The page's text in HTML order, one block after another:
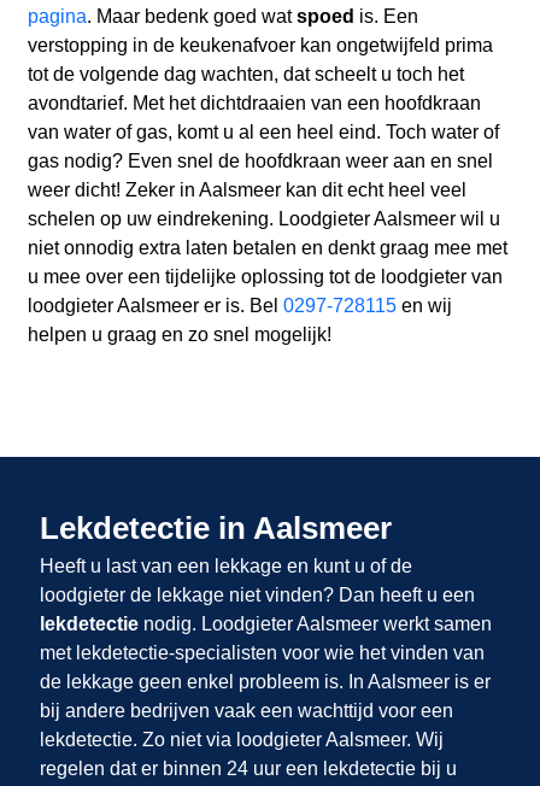
pagina. Maar bedenk goed watspoed is. Een
verstopping in de keukenafvoer kan ongetwijfeld prima
tot de volgende dag wachten, dat scheelt u toch het
avondtarief. Met het dichtdraaien van een hoofdkraan
van water of gas, komt u al een heel eind. Toch water of
gas nodig? Even snel de hoofdkraan weer aan en snel
weer dicht! Zeker in Aalsmeer kan dit echt heel veel
schelen op uw eindrekening. Loodgieter Aalsmeer wil u
niet onnodig extra laten betalen en denkt graag mee met
u mee over een tijdelijke oplossing tot de loodgieter van
loodgieter Aalsmeer er is. Bel 0297-728115en wij
helpen u graag en zo snel mogelijk!
Lekdetectie in Aalsmeer
Heeft u last van een lekkage en kunt u of de
loodgieter de lekkage niet vinden? Dan heeft u een
lekdetectienodig. Loodgieter Aalsmeer werkt samen
met lekdetectie-specialisten voor wie het vinden van
de lekkage geen enkel probleem is. In Aalsmeer is er
bij andere bedrijven vaak een wachttijd voor een
lekdetectie. Zo niet via loodgieter Aalsmeer. Wij
regelen dat er binnen 24 uur een lekdetectie bij u